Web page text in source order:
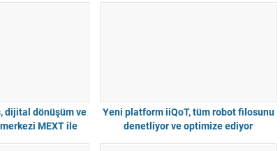
dijital dönüşüm ve
MEXT ile
Yeni platform iiQoT, tüm robot filosunu
denetliyor ve optimize ediyor